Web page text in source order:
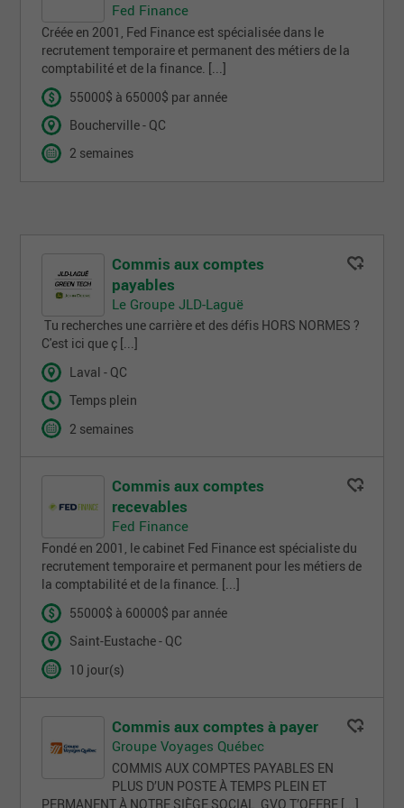
Fed Finance
Créée en 2001, Fed Finance est spécialisée dans le
recrutement temporaire et permanent des métiers de la
comptabilité et de la finance. [...]
55000$ à 65000$ par année
Boucherville - QC
2 semaines
Commis aux comptes
payables
Le Groupe JLD-Laguë
Tu recherches une carrière et des défis HORS NORMES ?
C'est ici que ç [...]
Laval - QC
Temps plein
2 semaines
Commis aux comptes
recevables
Fed Finance
Fondé en 2001, le cabinet Fed Finance est spécialiste du
recrutement temporaire et permanent pour les métiers de
la comptabilité et de la finance. [...]
55000$ à 60000$ par année
Saint-Eustache - QC
10 jour(s)
Commis aux comptes à payer
Groupe Voyages Québec
COMMIS AUX COMPTES PAYABLES EN
PLUS D’UN POSTE À TEMPS PLEIN ET
PERMANENT À NOTRE SIÈGE SOCIAL, GVQ T’OFFRE [...]